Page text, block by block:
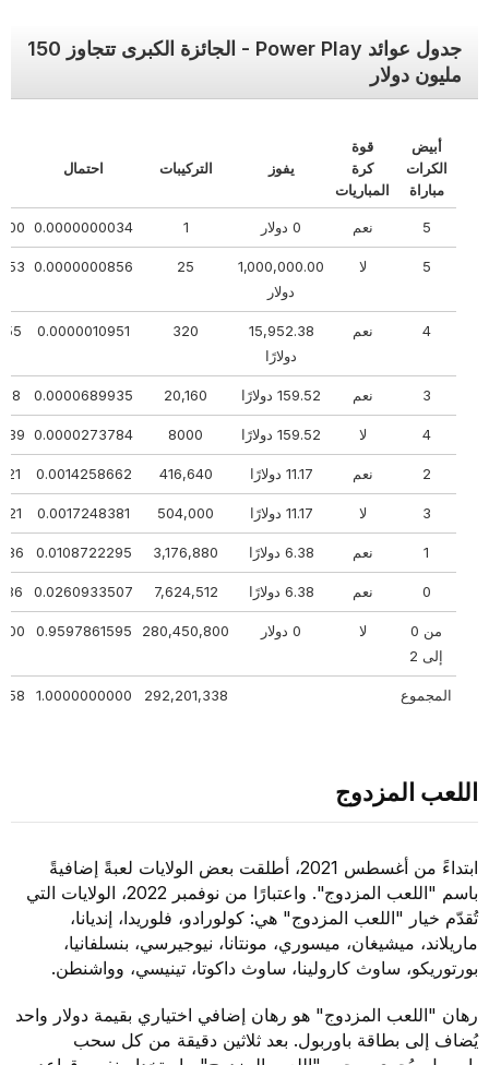
جدول عوائد Power Play - الجائزة الكبرى تتجاوز 150
مليون دولار
أبيض
الكرات
مباراة
قوة
كرة
المباريات
يفوز التركيبات احتمال
نعم 0.0000000034
1,000,000.00
دولار
25
0.0000000856
4 نعم
15,952.38
دولارًا
320
0.0000010951
نعم 159.52 دولارًا 20,160
0.0000689935
4 159.52 دولارًا 8000
0.0000273784
نعم 11.17 دولارًا 416,640
0.0014258662
11.17 دولارًا 504,000
0.0017248381
نعم 6.38 دولارًا 3,176,880
0.0108722295
نعم 6.38 دولارًا 7,624,512
0.0260933507
من 0
إلى 2
280,450,800
0.9597861595
المجموع 292,201,338
1.0000000000
اللعب المزدوج
ابتداءً من أغسطس 2021، أطلقت بعض الولايات لعبةً إضافيةً
باسم "اللعب المزدوج". واعتبارًا من نوفمبر 2022، الولايات التي
تُقدّم خيار "اللعب المزدوج" هي: كولورادو، فلوريدا، إنديانا،
ماريلاند، ميشيغان، ميسوري، مونتانا، نيوجيرسي، بنسلفانيا،
بورتوريكو، ساوث كارولينا، ساوث داكوتا، تينيسي، وواشنطن.
رهان "اللعب المزدوج" هو رهان إضافي اختياري بقيمة دولار واحد
يُضاف إلى بطاقة باوربول. بعد ثلاثين دقيقة من كل سحب